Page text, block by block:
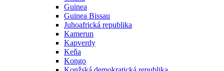
Guinea
Guinea Bissau
Juhoafrická republika
Kamerun
Kapverdy
Keňa
Kongo